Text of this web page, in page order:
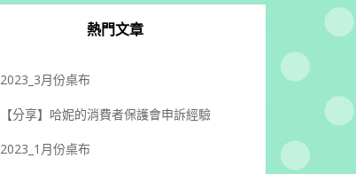
熱門文章
2023_3月份桌布
【分享】哈妮的消費者保護會申訴經驗
2023_1月份桌布